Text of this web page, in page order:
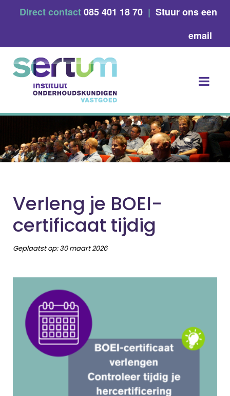
Direct contact085 401 18 70 | Stuur ons een
email
Verleng je BOEI-
certificaat tijdig
Geplaatst op:30 maart 2026